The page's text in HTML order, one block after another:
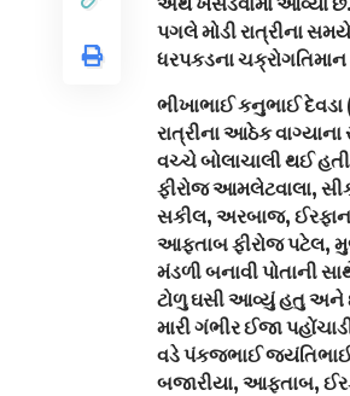
પગલે મોડી રાત્રીના
ધરપકડના ચક્રોગતિમાન
ભીખાભાઈ કનુભાઈ દેવડા
રાત્રીના આઠેક
વચ્ચે બોલાચાલી થઈ
ફીરોજ આમલેટવાલા,
સકીલ, અરબાજ, ઈરફાન
આફતાબ ફીરોજ પટેલ,
મંડળી બનાવી પોતાની
ટોળુ ઘસી આવ્યું હતુ અને
મારી ગંભીર ઈજા
વડે પંકજભાઈ જયંતિભાઈ
બજારીયા, આફતાબ,